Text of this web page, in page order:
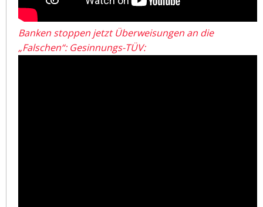
Banken stoppen jetzt Überweisungen an die
„Falschen“: Gesinnungs-TÜV: